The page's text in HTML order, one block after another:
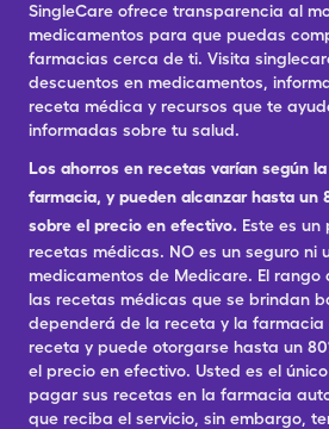
SingleCare ofrece transparencia al
medicamentos para que puedas
farmacias cerca de ti. Visita
descuentos en medicamentos,
receta médica y recursos que te
informadas sobre tu salud.
Los ahorros en recetas varían según
farmacia, y pueden alcanzar hasta un
sobre el precio en efectivo. Este es
recetas médicas. NO es un seguro ni
medicamentos de Medicare. El rango
las recetas médicas que se brindan
dependerá de la receta y la farmacia
receta y puede otorgarse hasta un
el precio en efectivo. Usted es el
pagar sus recetas en la farmacia
que reciba el servicio, sin embargo,